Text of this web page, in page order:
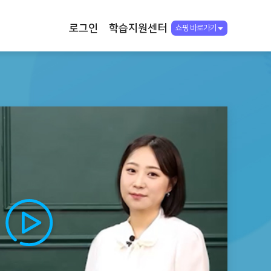
로그인 학습지원센터 쇼핑 바로가기